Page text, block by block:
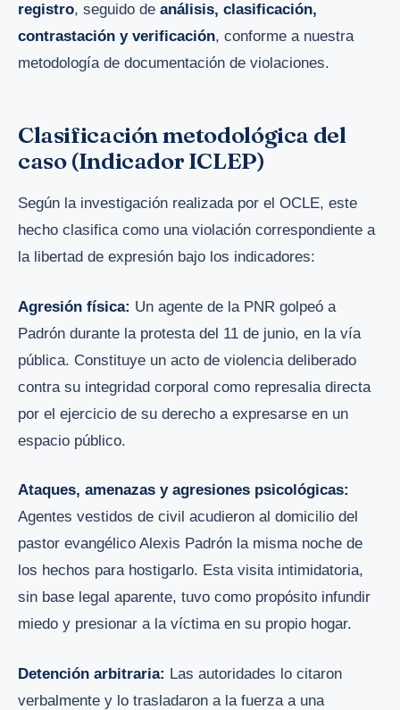
registro, seguido de análisis, clasificación,
contrastación y verificación, conforme a nuestra
metodología de documentación de violaciones.
Clasificación metodológica del
caso (Indicador ICLEP)
Según la investigación realizada por el OCLE, este
hecho clasifica como una violación correspondiente a
la libertad de expresión bajo los indicadores:
Agresión física: Un agente de la PNR golpeó a
Padrón durante la protesta del 11 de junio, en la vía
pública. Constituye un acto de violencia deliberado
contra su integridad corporal como represalia directa
por el ejercicio de su derecho a expresarse en un
espacio público.
Ataques, amenazas y agresiones psicológicas:
Agentes vestidos de civil acudieron al domicilio del
pastor evangélico Alexis Padrón la misma noche de
los hechos para hostigarlo. Esta visita intimidatoria,
sin base legal aparente, tuvo como propósito infundir
miedo y presionar a la víctima en su propio hogar.
Detención arbitraria: Las autoridades lo citaron
verbalmente y lo trasladaron a la fuerza a una